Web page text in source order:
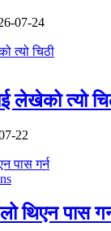
07-24
लेखेको त्यो
22
थिएन पास